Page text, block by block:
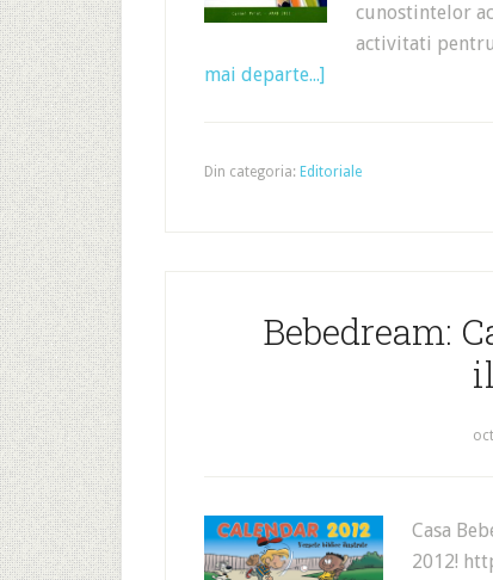
cunostintelor
activitati
mai departe...]
Din categoria: Editoriale
Bebedream:
Casa
2012!